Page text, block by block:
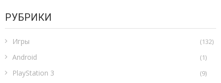
РУБРИКИ
Игры (132)
Android (1)
PlayStation 3 (9)